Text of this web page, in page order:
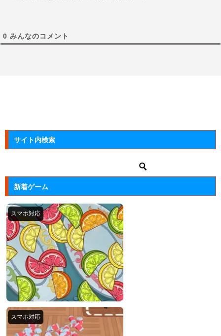
0 みんなのコメント
サイト内検索
新着ゲーム